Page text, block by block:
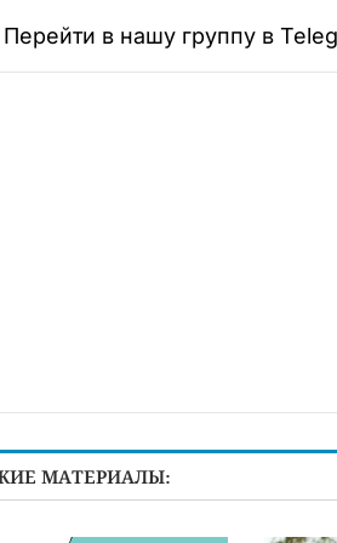
Перейти в нашу группу в
МАТЕРИАЛЫ: